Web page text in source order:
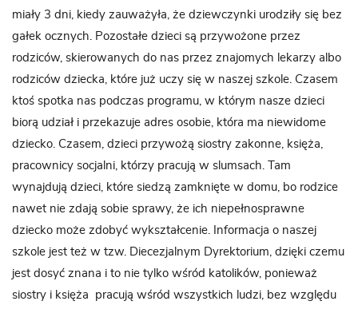
miały 3 dni, kiedy zauważyła, że dziewczynki urodziły się bez
gałek ocznych. Pozostałe dzieci są przywożone przez
rodziców, skierowanych do nas przez znajomych lekarzy albo
rodziców dziecka, które już uczy się w naszej szkole. Czasem
ktoś spotka nas podczas programu, w którym nasze dzieci
biorą udział i przekazuje adres osobie, która ma niewidome
dziecko. Czasem, dzieci przywożą siostry zakonne, księża,
pracownicy socjalni, którzy pracują w slumsach. Tam
wynajdują dzieci, które siedzą zamknięte w domu, bo rodzice
nawet nie zdają sobie sprawy, że ich niepełnosprawne
dziecko może zdobyć wykształcenie. Informacja o naszej
szkole jest też w tzw. Diecezjalnym Dyrektorium, dzięki czemu
jest dosyć znana i to nie tylko wśród katolików, ponieważ
siostry i księża pracują wśród wszystkich ludzi, bez względu